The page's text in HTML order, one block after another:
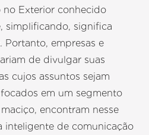
Exterior conhecido
simplificando, significa
empresas e
de divulgar suas
cujos assuntos sejam
em um segmento
encontram nesse
inteligente de comunicação